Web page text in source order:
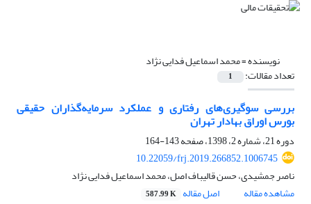
نویسنده =محمد اسماعیل فدایی نژاد
تعداد مقالات: 1
بررسی سوگیری‌های رفتاری و عملکرد سرمایه‌گذاران حقیقی
بورس اوراق بهادار تهران
دوره 21، شماره 2، 1398، صفحه
143-164
10.22059/frj.2019.266852.1006745
ناصر جمشیدی، حسن قالیباف اصل، محمد اسماعیل فدایی نژاد
مشاهده مقاله
اصل مقاله 587.99 K